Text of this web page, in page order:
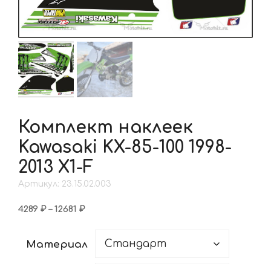
Комплект наклеек
Kawasaki KX-85-100 1998-
2013 X1-F
Артикул: 23.15.02.003
4289 ₽ – 12681 ₽Диапазон
–
Материал